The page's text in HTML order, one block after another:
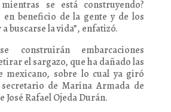
se está construyendo?
en beneficio de la gente y de los
buscarse la vida”, enfatizó.
construirán embarcaciones
el sargazo, que ha dañado las
mexicano, sobre lo cual ya giró
de Marina Armada de
Rafael Ojeda Durán.